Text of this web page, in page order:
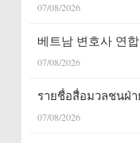
07/08/2026
베트남 변호사 연
07/08/2026
รายชื่อสื่อมวลชนฝ่
07/08/2026